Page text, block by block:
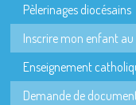
Pèlerinages diocésains
Inscrire mon enfant
Enseignement
Demande de